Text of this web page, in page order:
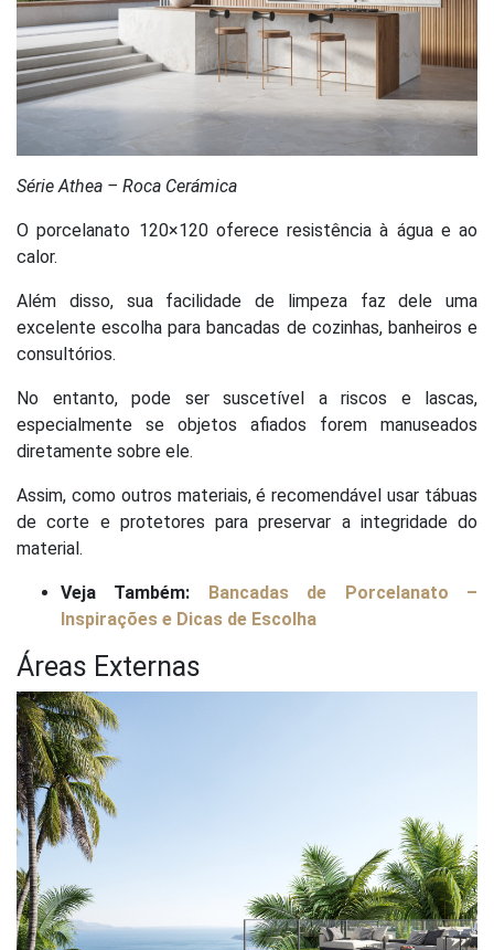
Série Athea – Roca Cerámica
O porcelanato 120×120 oferece resistência à água e ao
calor.
Além disso, sua facilidade de limpeza faz dele uma
excelente escolha para bancadas de cozinhas, banheiros e
consultórios.
No entanto, pode ser suscetível a riscos e lascas,
especialmente se objetos afiados forem manuseados
diretamente sobre ele.
Assim, como outros materiais, é recomendável usar tábuas
de corte e protetores para preservar a integridade do
material.
Veja Também:
Bancadas de Porcelanato –
Inspirações e Dicas de Escolha
Áreas Externas